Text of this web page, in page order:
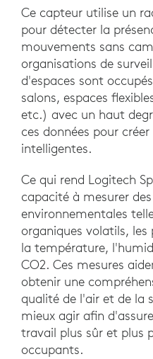
Ce capteur utilise un
pour détecter la
mouvements sans
organisations de
d'espaces sont
salons, espaces
etc.) avec un haut
ces données pour
intelligentes.
Ce qui rend Logitech
capacité à mesurer
environnementales
organiques volatils, les
la température,
CO2. Ces mesures
obtenir une
qualité de l'air et de la
mieux agir afin
travail plus sûr et plus
occupants.